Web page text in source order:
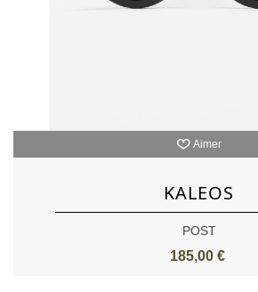
Aimer
KALEOS
POST
185,00 €